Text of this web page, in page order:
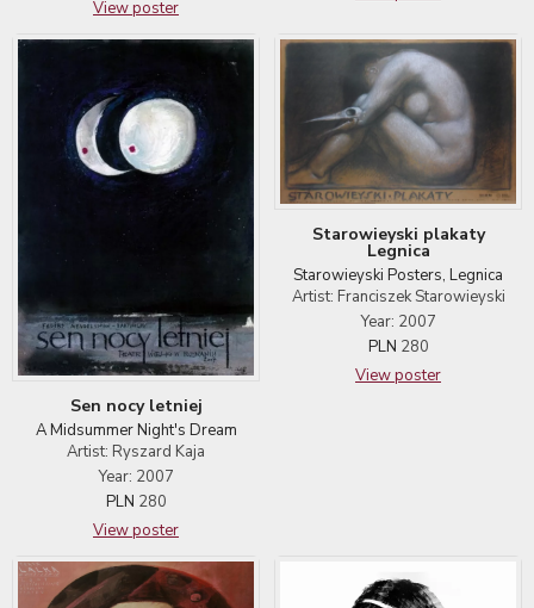
View poster
Sen nocy letniej
A Midsummer Night's Dream
Artist: Ryszard Kaja
Year: 2007
PLN 280
View poster
Starowieyski plakaty
Legnica
Starowieyski Posters, Legnica
Artist: Franciszek Starowieyski
Year: 2007
PLN 280
View poster